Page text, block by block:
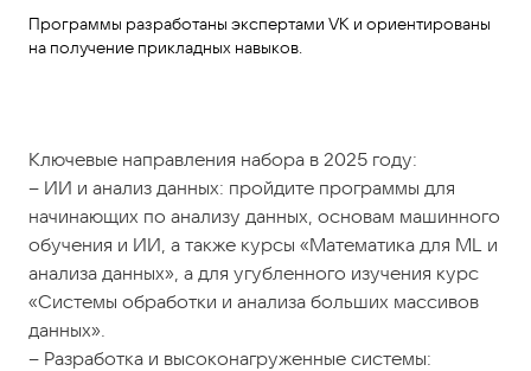
Программы разработаны экспертами VK и ориентированы
на получение прикладных навыков.
Ключевые направления набора в 2025 году:
– ИИ и анализ данных: пройдите программы для
начинающих по анализу данных, основам машинного
обучения и ИИ, а также курсы «Математика для ML и
анализа данных», а для угубленного изучения курс
«Системы обработки и анализа больших массивов
данных».
– Разработка и высоконагруженные системы: